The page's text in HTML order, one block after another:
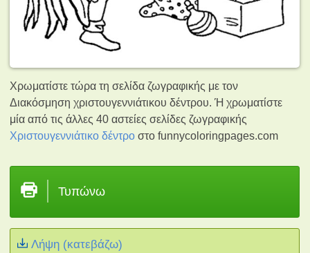
Χρωματίστε τώρα τη σελίδα ζωγραφικής με τον
Διακόσμηση χριστουγεννιάτικου δέντρου. Ή χρωματίστε
μία από τις άλλες 40 αστείες σελίδες ζωγραφικής
Χριστουγεννιάτικο δέντρο στο funnycoloringpages.com
Τυπώνω
Λήψη (κατεβάζω)